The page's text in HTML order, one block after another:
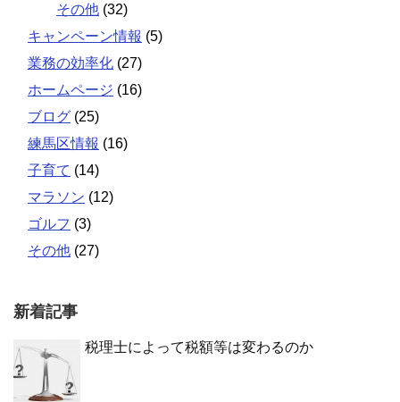
その他 (32)
キャンペーン情報 (5)
業務の効率化 (27)
ホームページ (16)
ブログ (25)
練馬区情報 (16)
子育て (14)
マラソン (12)
ゴルフ (3)
その他 (27)
新着記事
税理士によって税額等は変わるのか